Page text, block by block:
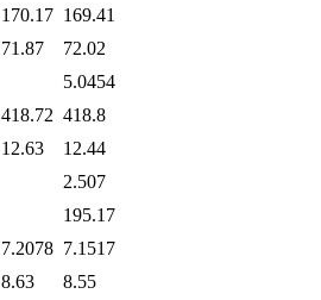
170.17 169.41
71.87
72.02
5.0454
418.72 418.8
12.63
12.44
2.507
195.17
7.2078 7.1517
8.63
8.55